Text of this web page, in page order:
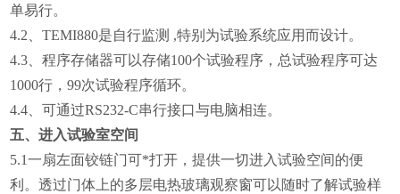
单易行。
4.2、TEMI880是自行监测 ,特别为试验系统应用而设计。
4.3、程序存储器可以存储100个试验程序，总试验程序可达
1000行，99次试验程序循环。
4.4、可通过RS232-C串行接口与电脑相连。
五、进入试验室空间
5.1一扇左面铰链门可*打开，提供一切进入试验空间的便
利。透过门体上的多层电热玻璃观察窗可以随时了解试验样